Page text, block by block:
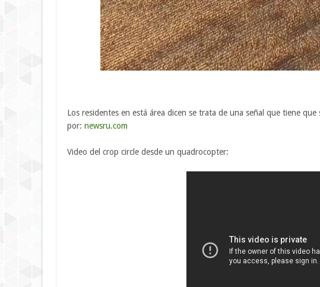
Los residentes en está área dicen se trata de una señal que tiene
por: newsru.com
Video del crop circle desde un quadrocopter: